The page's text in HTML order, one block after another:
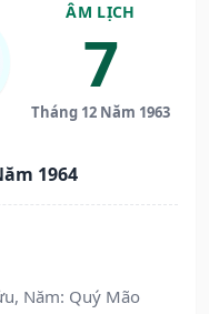
ÂM LỊCH
7
Tháng 12 Năm 1963
1964
Năm: Quý Mão